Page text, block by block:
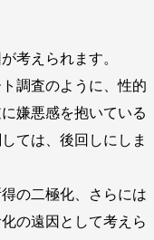
考えられます。
調査のように、性的
嫌悪感を抱いている
ては、後回しにしま
の二極化、さらには
の遠因として考えら